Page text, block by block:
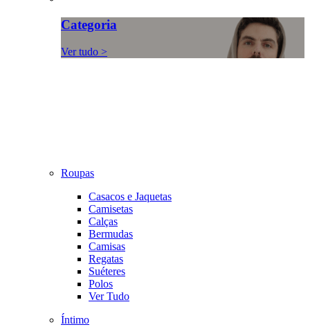
Categoria
Ver tudo >
Roupas
Casacos e Jaquetas
Camisetas
Calças
Bermudas
Camisas
Regatas
Suéteres
Polos
Ver Tudo
Íntimo